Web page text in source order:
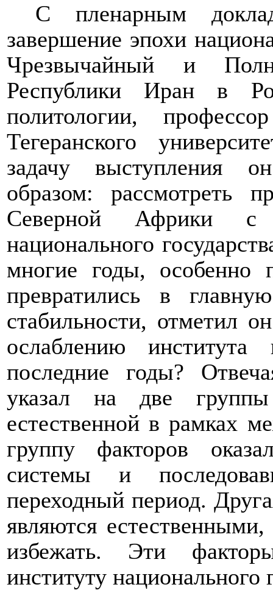
С пленарным
завершение эпохи
Чрезвычайный и
Республики Иран в
политологии,
Тегеранского
задачу выступления
образом: рассмотреть
Северной Африки с
национального
многие годы, особенно
превратились в
стабильности, отметил
ослаблению института
последние годы?
указал на две группы
естественной в рамках
группу факторов
системы и
переходный период.
являются
избежать. Эти
институту национального